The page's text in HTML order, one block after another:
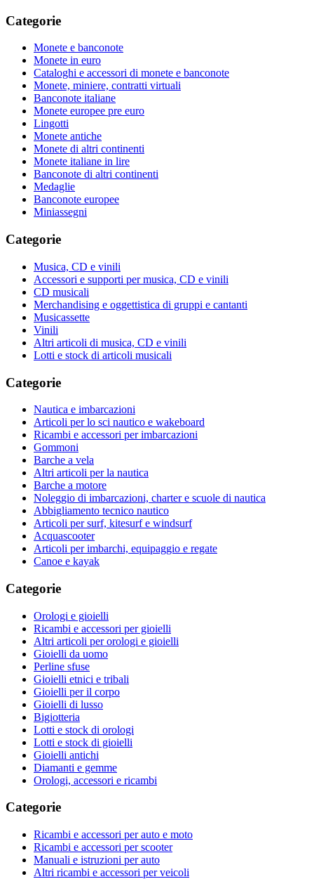
Categorie
Monete e banconote
Monete in euro
Cataloghi e accessori di monete e banconote
Monete, miniere, contratti virtuali
Banconote italiane
Monete europee pre euro
Lingotti
Monete antiche
Monete di altri continenti
Monete italiane in lire
Banconote di altri continenti
Medaglie
Banconote europee
Miniassegni
Categorie
Musica, CD e vinili
Accessori e supporti per musica, CD e vinili
CD musicali
Merchandising e oggettistica di gruppi e cantanti
Musicassette
Vinili
Altri articoli di musica, CD e vinili
Lotti e stock di articoli musicali
Categorie
Nautica e imbarcazioni
Articoli per lo sci nautico e wakeboard
Ricambi e accessori per imbarcazioni
Gommoni
Barche a vela
Altri articoli per la nautica
Barche a motore
Noleggio di imbarcazioni, charter e scuole di nautica
Abbigliamento tecnico nautico
Articoli per surf, kitesurf e windsurf
Acquascooter
Articoli per imbarchi, equipaggio e regate
Canoe e kayak
Categorie
Orologi e gioielli
Ricambi e accessori per gioielli
Altri articoli per orologi e gioielli
Gioielli da uomo
Perline sfuse
Gioielli etnici e tribali
Gioielli per il corpo
Gioielli di lusso
Bigiotteria
Lotti e stock di orologi
Lotti e stock di gioielli
Gioielli antichi
Diamanti e gemme
Orologi, accessori e ricambi
Categorie
Ricambi e accessori per auto e moto
Ricambi e accessori per scooter
Manuali e istruzioni per auto
Altri ricambi e accessori per veicoli